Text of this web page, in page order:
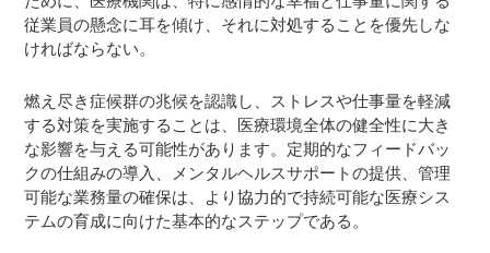
従業員の懸念に耳を傾け、それに対処することを優先しな
ければならない。
燃え尽き症候群の兆候を認識し、ストレスや仕事量を軽減
する対策を実施することは、医療環境全体の健全性に大き
な影響を与える可能性があります。定期的なフィードバッ
クの仕組みの導入、メンタルヘルスサポートの提供、管理
可能な業務量の確保は、より協力的で持続可能な医療シス
テムの育成に向けた基本的なステップである。